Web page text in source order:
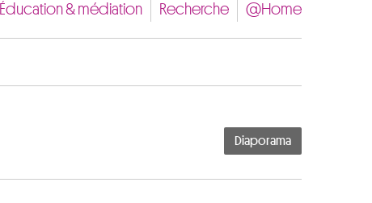
Éducation & médiation Recherche @Home
Diaporama